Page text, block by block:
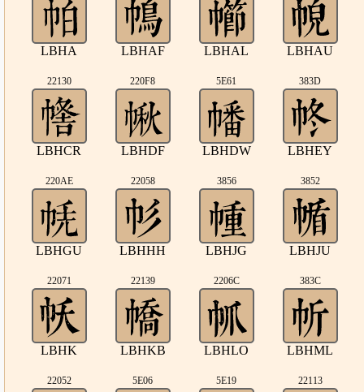
LBHA LBHAF LBHAL LBHAU
22130
LBHCR
220F8
LBHDF
5E61
LBHDW
383D
LBHEY
220AE
LBHGU
22058
LBHHH
3856
LBHJG
3852
LBHJU
22071
LBHK
22139
LBHKB
2206C
LBHLO
383C
LBHML
22052 5E06 5E19 22113